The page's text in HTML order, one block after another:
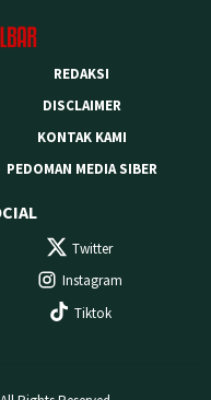
REDAKSI
DISCLAIMER
KONTAK KAMI
PEDOMAN MEDIA SIBER
Twitter
Instagram
Tiktok